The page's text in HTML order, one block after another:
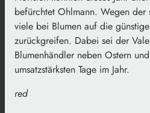
befürchtet Ohlmann. Wegen der
viele bei Blumen auf die
zurückgreifen. Dabei sei der
Blumenhändler neben Ostern
umsatzstärksten Tage im Jahr.
red